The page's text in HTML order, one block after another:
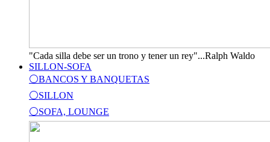
"Cada silla debe ser un trono y tener un rey"...Ralph Waldo
SILLON-SOFA
⚪BANCOS Y BANQUETAS
⚪SILLON
⚪SOFA, LOUNGE